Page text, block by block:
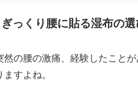
ぎっくり腰に貼る湿布の
然の腰の激痛、経験したこと
ますよね。